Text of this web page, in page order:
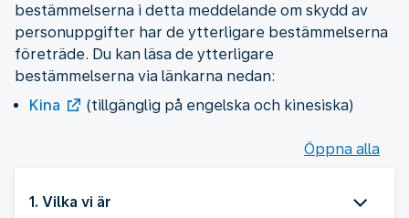
bestämmelserna i detta meddelande om skydd av
personuppgifter har de ytterligare bestämmelserna
företräde. Du kan läsa de ytterligare
bestämmelserna via länkarna nedan:
Kina
(tillgänglig på engelska och kinesiska)
Öppna alla
1. Vilka vi är